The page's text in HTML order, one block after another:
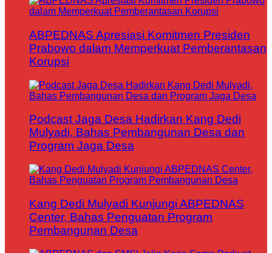
ABPEDNAS Apresiasi Komitmen Presiden
Prabowo dalam Memperkuat Pemberantasan
Korupsi
Podcast Jaga Desa Hadirkan Kang Dedi
Mulyadi, Bahas Pembangunan Desa dan
Program Jaga Desa
Kang Dedi Mulyadi Kunjungi ABPEDNAS
Center, Bahas Penguatan Program
Pembangunan Desa